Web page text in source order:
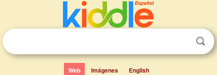
Web Imágenes English